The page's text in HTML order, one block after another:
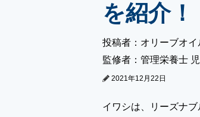
を紹介！
投稿者：オリーブオ
監修者：管理栄養士
2021年12月22日
イワシは、リーズナ